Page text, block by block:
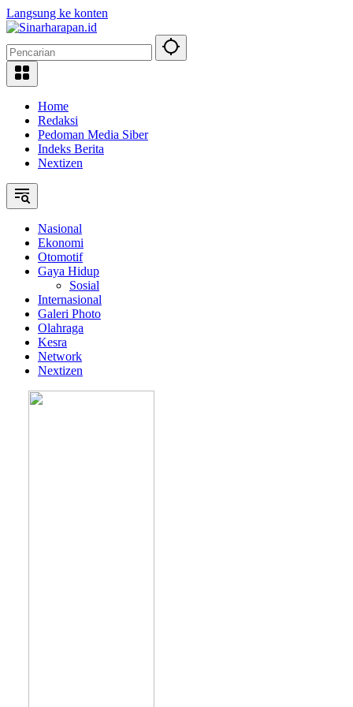
Langsung ke konten
Home
Redaksi
Pedoman Media Siber
Indeks Berita
Nextizen
Nasional
Ekonomi
Otomotif
Gaya Hidup
Sosial
Internasional
Galeri Photo
Olahraga
Kesra
Network
Nextizen